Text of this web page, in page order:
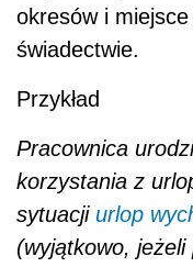
okresów i
świadectwie.
Przykład
Pracownica
korzystania z
sytuacji urlop
(wyjątkowo,